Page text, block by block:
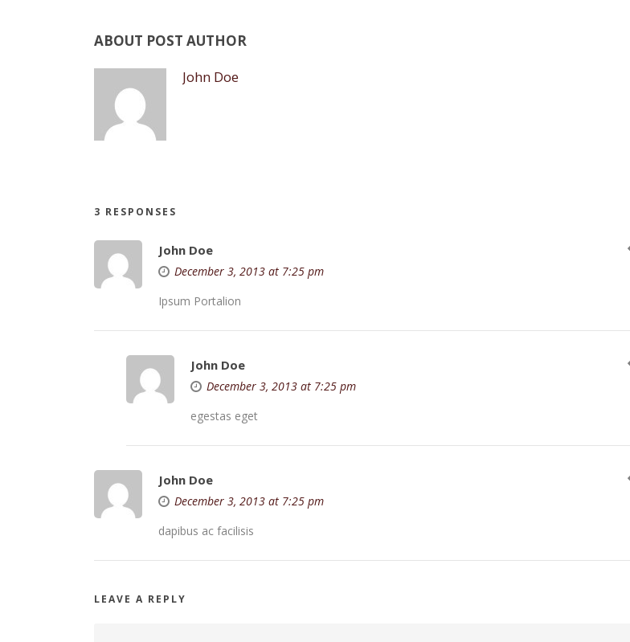
ABOUT POST AUTHOR
John Doe
3 RESPONSES
John Doe
December 3, 2013 at 7:25 pm
Ipsum Portalion
John Doe
December 3, 2013 at 7:25 pm
egestas eget
John Doe
December 3, 2013 at 7:25 pm
dapibus ac facilisis
LEAVE A REPLY